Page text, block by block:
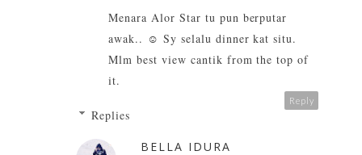
Menara Alor Star tu pun berputar
awak.. ☺ Sy selalu dinner kat situ.
Mlm best view cantik from the top of
it.
Reply
Replies
BELLA IDURA